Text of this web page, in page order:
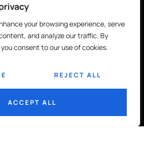
your browsing experience, serve
and analyze our traffic. By
consent to our use of cookies.
REJECT ALL
ACCEPT ALL
HURTOWNIE
BUDOWLANYCH
7